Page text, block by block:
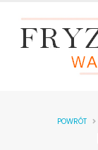
POWRÓT